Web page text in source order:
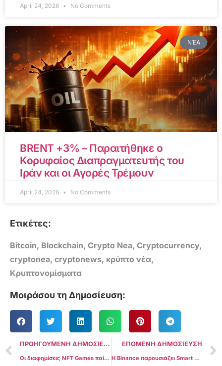
April 24, 2026 No Comments
ΝΈΑ
BRENT +3% – Παραιτήθηκε ο
Κορυφαίος Διαπραγματευτής του
Ιράν και οι Αγορές Τρέμουν
April 24, 2026 No Comments
Ετικέτες:
Bitcoin, Blockchain, Crypto Nea, Cryptocurrency,
cryptonea, cryptonews, κρύπτο νέα,
Κρυπτονομίσματα
Μοιράσου τη Δημοσίευση:
ΠΡΟΗΓΟΥΜΕΝΗ ΔΗΜΟΣΙΕΥΣΗ
Οι διαφημίσεις NFT Games παίρνουν το πράσινο φως από την Google από τις 15 Σεπτεμβρίου
ΕΠΟΜΕΝΗ ΔΗΜΟΣΙΕΥΣΗ
Η Binance παρουσιάζει Smart Contract Solution για να αποζημιώσει τους χρήστες που έχουν χτυπηθεί από 3 εκατομμύρια $ Rug Pull